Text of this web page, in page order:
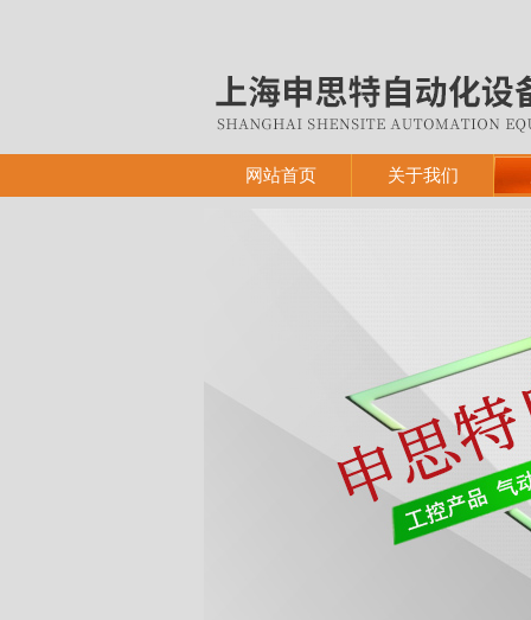
网站首页 关于我们